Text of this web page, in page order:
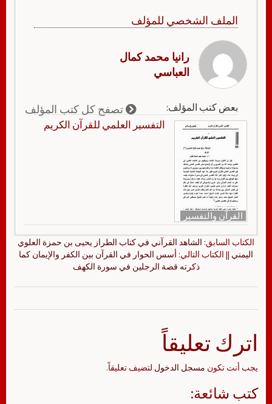
الملف الشخصي للمؤلف
رانيا محمد كمال
العباسي
بعض كتب المؤلف: تصفح كل كتب المؤلف
القرآن والتفسير
التفسير العلمي للقرآن الكريم
الكتاب السابق: الشاهد القرآني في كتاب الطراز يحيى بن حمزة العلوي
اليمني || الكتاب التالي: أسس الحوار في القرآن بين الكفر والإيمان كما
ذكرته قصة الرجلين في سورة الكهف
اترك تعليقاً
يجب أنت تكون مسجل الدخول لتضيف تعليقاً.
كتب شائعة: